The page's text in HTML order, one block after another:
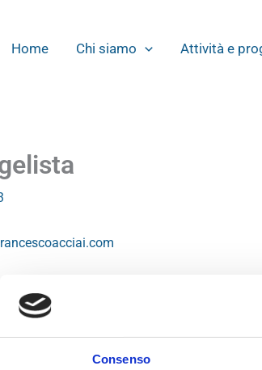
Consenso
Home Chi siamo Attività e
e Politico presso le Università di
ricerca “Nuove Patologie Sociali”
occupa del supporto tecnico alla Cabina di
per tutto il mondo ludico: dai giochi da